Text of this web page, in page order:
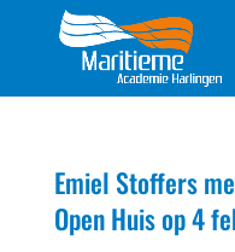
Emiel Stoffers
Open Huis op 4